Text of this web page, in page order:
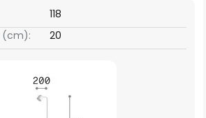
118
(cm):
20